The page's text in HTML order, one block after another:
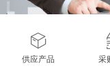
供应产品 采